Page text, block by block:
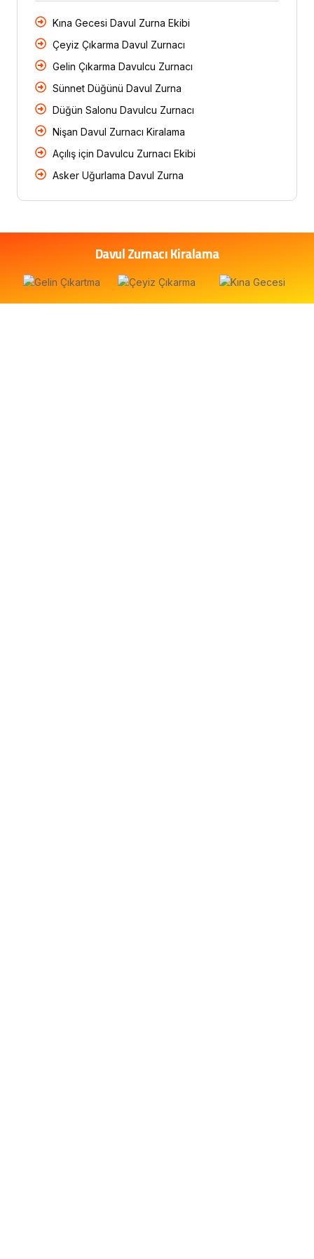
Kına Gecesi Davul Zurna Ekibi
Çeyiz Çıkarma Davul Zurnacı
Gelin Çıkarma Davulcu Zurnacı
Sünnet Düğünü Davul Zurna
Düğün Salonu Davulcu Zurnacı
Nişan Davul Zurnacı Kiralama
Açılış için Davulcu Zurnacı Ekibi
Asker Uğurlama Davul Zurna
Davul Zurnacı Kiralama